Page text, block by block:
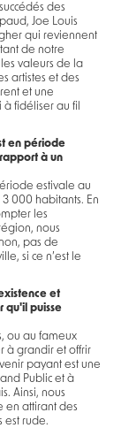
des
Joe Louis
qui reviennent
de notre
valeurs de la
artistes et des
et une
fidéliser au fil
en période
à un
estivale au
000 habitants. En
les
nous
pas de
si ce n’est le
et
qu'il puisse
ou au fameux
à grandir et offrir
payant est une
Public et à
Ainsi, nous
en attirant des
est rude.